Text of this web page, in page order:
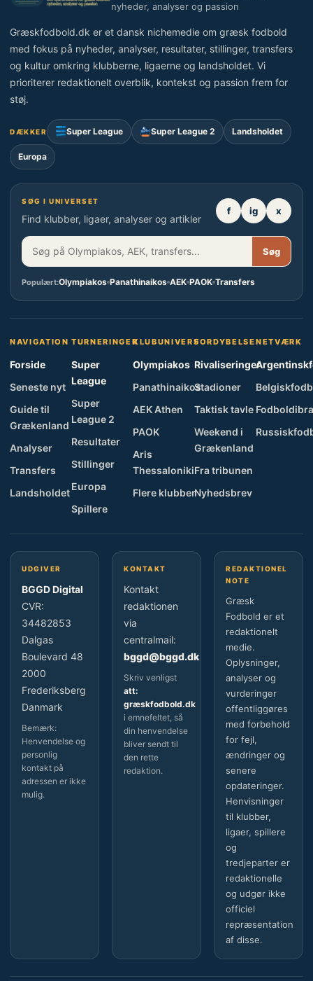
nyheder, analyser og passion
Græskfodbold.dk er et dansk nichemedie om græsk fodbold
med fokus på nyheder, analyser, resultater, stillinger, transfers
og kultur omkring klubberne, ligaerne og landsholdet. Vi
prioriterer redaktionelt overblik, kontekst og passion frem for
støj.
DÆKKER Super League Super League 2 Landsholdet
Europa
SØG I UNIVERSET
Find klubber, ligaer, analyser og artikler
f ig x
Søg
Populært:Olympiakos Panathinaikos AEK PAOK Transfers
NAVIGATION
Forside
Seneste nyt
Guide til
Grækenland
Analyser
Transfers
Landsholdet
TURNERINGER
Super
League
Super
League 2
Resultater
Stillinger
Europa
Spillere
KLUBUNIVERS
Olympiakos
Panathinaikos
AEK Athen
PAOK
Aris
Thessaloniki
Flere klubber
FORDYBELSE
Rivaliseringer
Stadioner
Taktisk tavle
Weekend i
Grækenland
Fra tribunen
Nyhedsbrev
NETVÆRK
UDGIVER
BGGD Digital
CVR:
34482853
Dalgas
Boulevard 48
2000
Frederiksberg
Danmark
Bemærk:
Henvendelse og
personlig
kontakt på
adressen er ikke
mulig.
KONTAKT
Kontakt
redaktionen
via
centralmail:
bggd@bggd.dk
Skriv venligst
att:
græskfodbold.dk
i emnefeltet, så
din henvendelse
bliver sendt til
den rette
redaktion.
REDAKTIONEL
NOTE
Græsk
Fodbold er et
redaktionelt
medie.
Oplysninger,
analyser og
vurderinger
offentliggøres
med forbehold
for fejl,
ændringer og
senere
opdateringer.
Henvisninger
til klubber,
ligaer, spillere
og
tredjeparter er
redaktionelle
og udgør ikke
officiel
repræsentation
af disse.